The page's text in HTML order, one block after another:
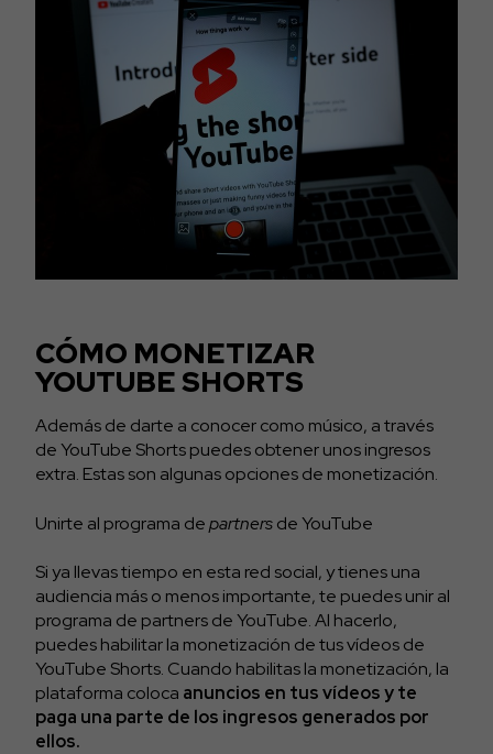
CÓMO MONETIZAR
YOUTUBE SHORTS
Además de darte a conocer como músico, a través
de YouTube Shorts puedes obtener unos ingresos
extra. Estas son algunas opciones de monetización.
Unirte al programa departnersde YouTube
Si ya llevas tiempo en esta red social, y tienes una
audiencia más o menos importante, te puedes unir al
programa de partners de YouTube. Al hacerlo,
puedes habilitar la monetización de tus vídeos de
YouTube Shorts. Cuando habilitas la monetización, la
plataforma coloca anuncios en tus vídeos y te
paga una parte de los ingresos generados por
ellos.